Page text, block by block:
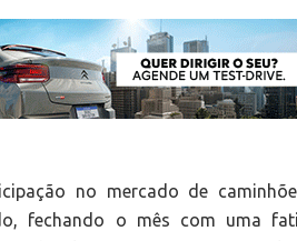
no mercado de
fechando o mês com uma